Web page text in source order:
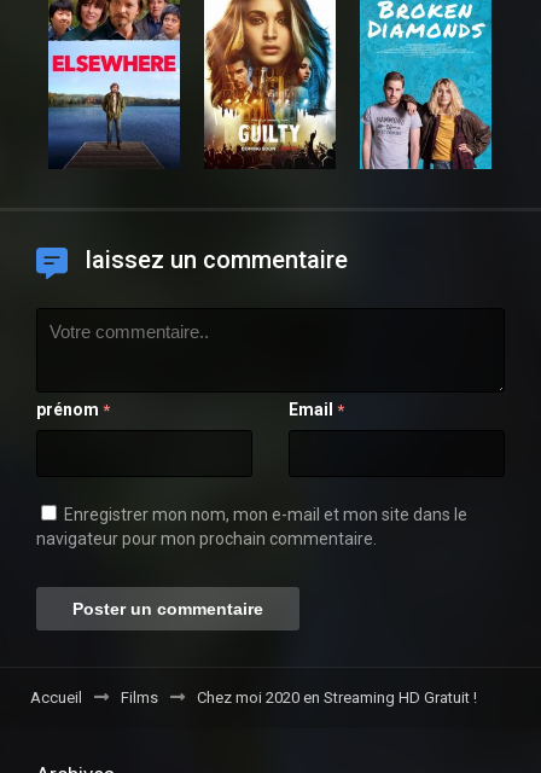
laissez un commentaire
prénom * Email *
Enregistrer mon nom, mon e-mail et mon site dans le
navigateur pour mon prochain commentaire.
Accueil Films Chez moi 2020 en Streaming HD Gratuit !